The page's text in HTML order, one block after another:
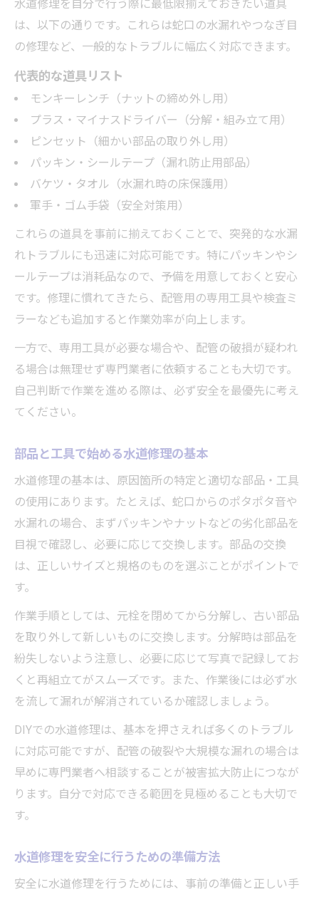
水道修理を自分で行う際に最低限揃えておきたい道具
は、以下の通りです。これらは蛇口の水漏れやつなぎ目
の修理など、一般的なトラブルに幅広く対応できます。
代表的な道具リスト
モンキーレンチ（ナットの締め外し用）
プラス・マイナスドライバー（分解・組み立て用）
ピンセット（細かい部品の取り外し用）
パッキン・シールテープ（漏れ防止用部品）
バケツ・タオル（水漏れ時の床保護用）
軍手・ゴム手袋（安全対策用）
これらの道具を事前に揃えておくことで、突発的な水漏
れトラブルにも迅速に対応可能です。特にパッキンやシ
ールテープは消耗品なので、予備を用意しておくと安心
です。修理に慣れてきたら、配管用の専用工具や検査ミ
ラーなども追加すると作業効率が向上します。
一方で、専用工具が必要な場合や、配管の破損が疑われ
る場合は無理せず専門業者に依頼することも大切です。
自己判断で作業を進める際は、必ず安全を最優先に考え
てください。
部品と工具で始める水道修理の基本
水道修理の基本は、原因箇所の特定と適切な部品・工具
の使用にあります。たとえば、蛇口からのポタポタ音や
水漏れの場合、まずパッキンやナットなどの劣化部品を
目視で確認し、必要に応じて交換します。部品の交換
は、正しいサイズと規格のものを選ぶことがポイントで
す。
作業手順としては、元栓を閉めてから分解し、古い部品
を取り外して新しいものに交換します。分解時は部品を
紛失しないよう注意し、必要に応じて写真で記録してお
くと再組立てがスムーズです。また、作業後には必ず水
を流して漏れが解消されているか確認しましょう。
DIYでの水道修理は、基本を押さえれば多くのトラブル
に対応可能ですが、配管の破裂や大規模な漏れの場合は
早めに専門業者へ相談することが被害拡大防止につなが
ります。自分で対応できる範囲を見極めることも大切で
す。
水道修理を安全に行うための準備方法
安全に水道修理を行うためには、事前の準備と正しい手